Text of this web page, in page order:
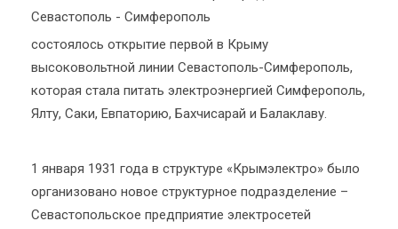
состоялось открытие первой в Крыму
высоковольтной линии Севастополь-Симферополь,
которая стала питать электроэнергией Симферополь,
Ялту, Саки, Евпаторию, Бахчисарай и Балаклаву.
1 января 1931 года в структуре «Крымэлектро» было
организовано новое структурное подразделение –
Севастопольское предприятие электросетей